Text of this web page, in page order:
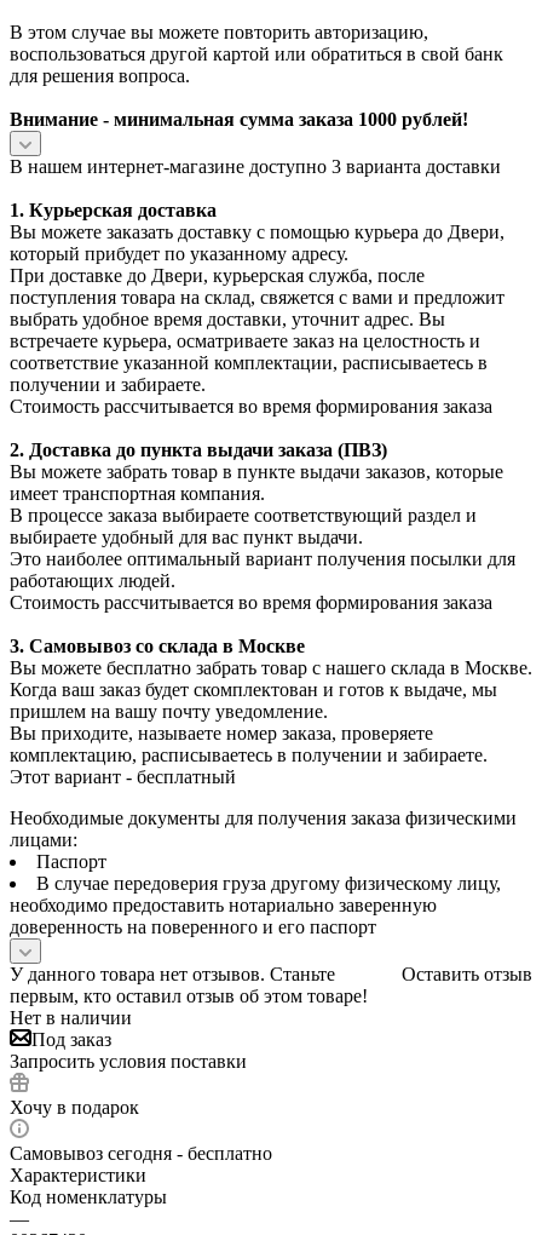
В этом случае вы можете повторить авторизацию,
воспользоваться другой картой или обратиться в свой банк
для решения вопроса.
Внимание - минимальная сумма заказа 1000 рублей!
В нашем интернет-магазине доступно 3 варианта доставки
1. Курьерская доставка
Вы можете заказать доставку с помощью курьера до Двери,
который прибудет по указанному адресу.
При доставке до Двери, курьерская служба, после
поступления товара на склад, свяжется с вами и предложит
выбрать удобное время доставки, уточнит адрес. Вы
встречаете курьера, осматриваете заказ на целостность и
соответствие указанной комплектации, расписываетесь в
получении и забираете.
Стоимость рассчитывается во время формирования заказа
2. Доставка до пункта выдачи заказа (ПВЗ)
Вы можете забрать товар в пункте выдачи заказов, которые
имеет транспортная компания.
В процессе заказа выбираете соответствующий раздел и
выбираете удобный для вас пункт выдачи.
Это наиболее оптимальный вариант получения посылки для
работающих людей.
Стоимость рассчитывается во время формирования заказа
3. Самовывоз со склада в Москве
Вы можете бесплатно забрать товар с нашего склада в Москве.
Когда ваш заказ будет скомплектован и готов к выдаче, мы
пришлем на вашу почту уведомление.
Вы приходите, называете номер заказа, проверяете
комплектацию, расписываетесь в получении и забираете.
Этот вариант - бесплатный
Необходимые документы для получения заказа физическими
лицами:
Паспорт
В случае передоверия груза другому физическому лицу,
необходимо предоставить нотариально заверенную
доверенность на поверенного и его паспорт
Оставить отзыв
У данного товара нет отзывов. Станьте
первым, кто оставил отзыв об этом товаре!
Нет в наличии
Под заказ
Запросить условия поставки
Хочу в подарок
Самовывоз сегодня - бесплатно
Характеристики
Код номенклатуры
—